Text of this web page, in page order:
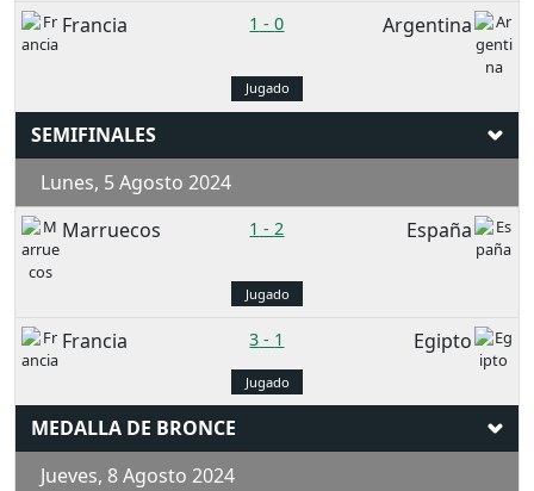
Francia 1 -0 Argentina
Jugado
SEMIFINALES
Lunes, 5 Agosto 2024
Marruecos
1 -2 España
Jugado
Francia 3 - 1 Egipto
Jugado
MEDALLA DE BRONCE
Jueves, 8 Agosto 2024